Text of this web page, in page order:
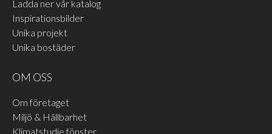
Ladda ner vår katalog
Inspirationsbilder
Unika projekt
Unika bostäder
OM OSS
Om företaget
Miljö & Hållbarhet
Klimatstudie fönster